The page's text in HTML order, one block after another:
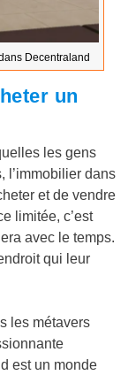
Decentraland
un
les gens
l’immobilier dans
et de vendre
limitée, c’est
avec le temps.
qui leur
les métavers
est un monde